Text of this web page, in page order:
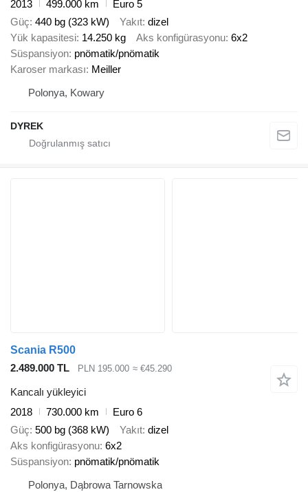
2013 499.000 km
Euro 5
Güç 440 bg (323 kW) Yakıt dizel
Yük kapasitesi 14.250 kg Aks konfigürasyonu 6x2
Süspansiyon pnömatik/pnömatik
Karoser markası Meiller
Polonya, Kowary
DYREK
Scania R500
2.489.000 TL
PLN 195.000 ≈ €45.290
Kancalı yükleyici
2018
730.000 km
Euro 6
Güç 500 bg (368 kW) Yakıt dizel
Aks konfigürasyonu 6x2
Süspansiyon pnömatik/pnömatik
Polonya, Dąbrowa Tarnowska